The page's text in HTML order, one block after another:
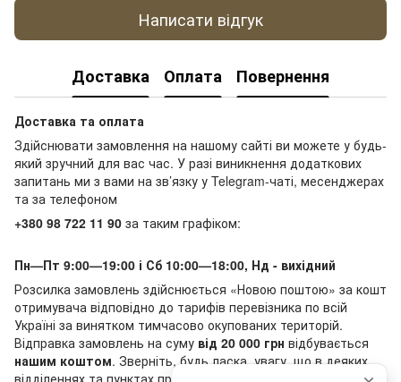
Написати відгук
Доставка Оплата Повернення
Доставка та оплата
Здійснювати замовлення на нашому сайті ви можете у будь-
який зручний для вас час. У разі виникнення додаткових
запитань ми з вами на зв’язку у Telegram-чаті, месенджерах
та за телефоном
+380 98 722 11 90 за таким графіком:
Пн—Пт 9:00—19:00 і Сб 10:00—18:00, Нд - вихідний
Розсилка замовлень здійснюється «Новою поштою» за кошт
отримувача відповідно до тарифів перевізника по всій
Україні за винятком тимчасово окупованих територій.
Відправка замовлень на суму від 20 000 грн відбувається
нашим коштом. Зверніть, будь ласка, увагу, що в деяких
відділеннях та пунктах приймання-видачі «Нової пошти»